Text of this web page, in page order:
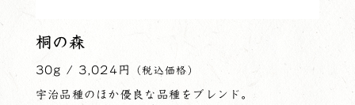
桐の森
30g / 3,024円 （税込価格）
宇治品種のほか優良な品種をブレンド。